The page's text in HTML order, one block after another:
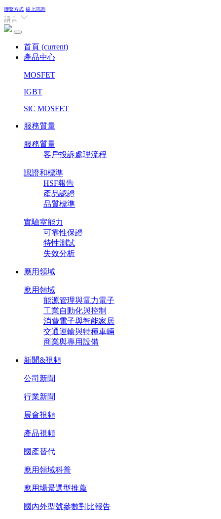
聯繫方式 線上諮詢
語言
首頁 (current)
產品中心
MOSFET
IGBT
SiC MOSFET
服務質量
服務質量
客戶投訴處理流程
認證和標準
HSF報告
產品認證
品質標準
實驗室能力
可靠性保證
特性測試
失效分析
應用領域
應用領域
能源管理與電力電子
工業自動化與控制
消費電子與智能家居
交通運輸與特種車輛
商業與專用設備
新聞&視頻
公司新聞
行業新聞
展會視頻
產品視頻
國產替代
應用領域科普
應用場景選型推薦
國內外型號參數對比報告